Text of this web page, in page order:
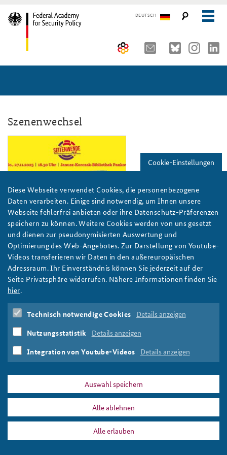
DEUTSCH
Advisory Board
Organisation
The Association of Friends
Partners
Directions
Seminars, Conferences and Events
Security Policy Course for Senior Officials
Core Course on Security Policy
German Forum on Security Policy
Further Events
Working Papers
Szenenwechsel
BAKS
27. November: Bibliotheksgespräch mit Ekkehard
Brose
Zur Veröffentlichung seines Buchs Szenenwechsel laden die
Janusz-Korczak-Bibliothek und die BAKS am Donnerstag, 27.
November den ehemaligen BAKS-Präsidenten Ekkehard Brose
zum Gespräch nach Pankow ein.
weiter
Szenenwechsel,Ekkehard Brose, Berlin,Moskau,Bagdad
Brüssel
Diplomatie Auswärtiges Amt
November
Janusz-Korczak-Bibliothek
Gespräche zur Sicherheit,Bibliothek,Öffentlicher Diskurs
DATA PRIVACY IMPRINT
Print
Cookie-Einstellungen
Diese Webseite verwendet Cookies, die personenbezogene
Daten verarbeiten. Einige sind notwendig, um Ihnen unsere
Webseite fehlerfrei anbieten oder ihre Datenschutz-Präferenzen
speichern zu können. Weitere Cookies werden von uns gesetzt
und dienen zur pseudonymisierten Auswertung und
Optimierung des Web-Angebotes. Zur Darstellung von Youtube-
Videos transferieren wir Daten in den außereuropäischen
Adressraum. Ihr Einverständnis können Sie jederzeit auf der
Seite Privatsphäre widerrufen. Nähere Informationen finden Sie
hier.
Technisch notwendige Cookies Details anzeigen
Nutzungsstatistik Details anzeigen
Integration von Youtube-Videos Details anzeigen
Auswahl speichern
Alle ablehnen
Alle erlauben